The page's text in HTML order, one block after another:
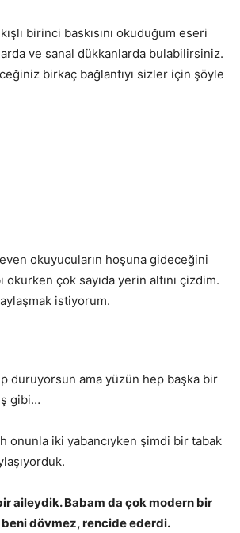
birinci baskısını okuduğum eseri
ve sanal dükkanlarda bulabilirsiniz.
birkaç bağlantıyı sizler için şöyle
okuyucuların hoşuna gideceğini
okurken çok sayıda yerin altını çizdim.
istiyorum.
duruyorsun ama yüzün hep başka bir
gibi…
onunla iki yabancıyken şimdi bir tabak
aileydik. Babam da çok modern bir
beni dövmez, rencide ederdi.